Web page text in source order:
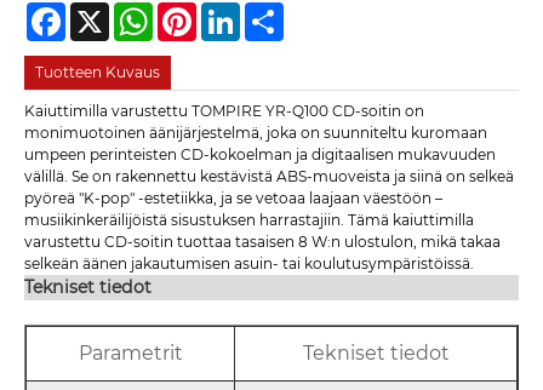
Facebook
X WhatsAppPinterestLinkedIn
Tuotteen Kuvaus
Kaiuttimilla varustettu TOMPIRE YR-Q100 CD-soitin on
monimuotoinen äänijärjestelmä, joka on suunniteltu kuromaan
umpeen perinteisten CD-kokoelman ja digitaalisen mukavuuden
välillä. Se on rakennettu kestävistä ABS-muoveista ja siinä on selkeä
pyöreä "K-pop" -estetiikka, ja se vetoaa laajaan väestöön –
musiikinkeräilijöistä sisustuksen harrastajiin. Tämä kaiuttimilla
varustettu CD-soitin tuottaa tasaisen 8 W:n ulostulon, mikä takaa
selkeän äänen jakautumisen asuin- tai koulutusympäristöissä.
Tekniset tiedot
Parametrit Tekniset tiedot